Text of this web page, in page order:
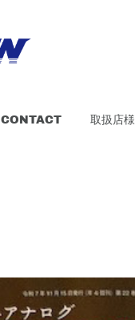
CONTACT 取扱店様